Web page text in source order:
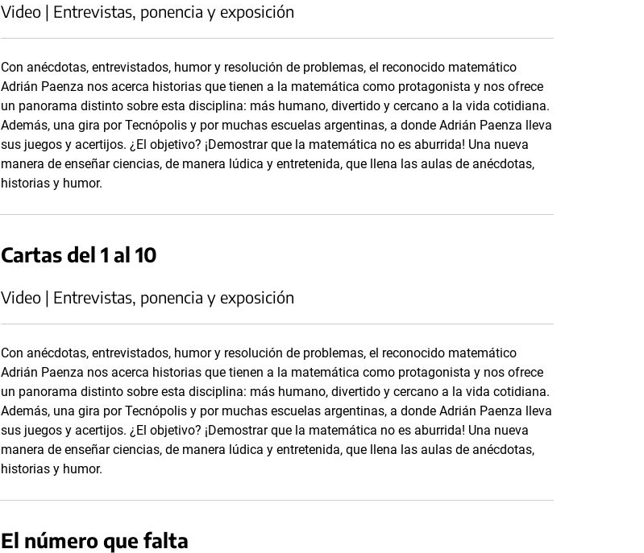
Video | Entrevistas, ponencia y exposición
Con anécdotas, entrevistados, humor y resolución de problemas, el reconocido matemático
Adrián Paenza nos acerca historias que tienen a la matemática como protagonista y nos ofrece
un panorama distinto sobre esta disciplina: más humano, divertido y cercano a la vida cotidiana.
Además, una gira por Tecnópolis y por muchas escuelas argentinas, a donde Adrián Paenza lleva
sus juegos y acertijos. ¿El objetivo? ¡Demostrar que la matemática no es aburrida! Una nueva
manera de enseñar ciencias, de manera lúdica y entretenida, que llena las aulas de anécdotas,
historias y humor.
Cartas del 1 al 10
Video | Entrevistas, ponencia y exposición
Con anécdotas, entrevistados, humor y resolución de problemas, el reconocido matemático
Adrián Paenza nos acerca historias que tienen a la matemática como protagonista y nos ofrece
un panorama distinto sobre esta disciplina: más humano, divertido y cercano a la vida cotidiana.
Además, una gira por Tecnópolis y por muchas escuelas argentinas, a donde Adrián Paenza lleva
sus juegos y acertijos. ¿El objetivo? ¡Demostrar que la matemática no es aburrida! Una nueva
manera de enseñar ciencias, de manera lúdica y entretenida, que llena las aulas de anécdotas,
historias y humor.
El número que falta